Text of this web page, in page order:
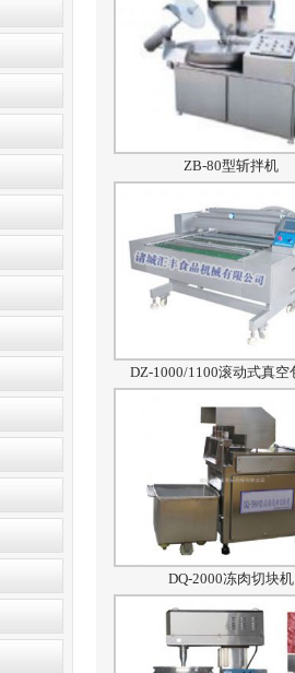
ZB-80型斩拌机
DZ-1000/1100滚动式真空
DQ-2000冻肉切块机